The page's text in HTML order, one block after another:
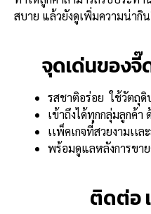
สบาย แล้วยังดูเพิ่มความน่ากิ
จุดเด่นของจี๊
รสชาติอร่อย ใช้วัตถุ
เข้าถึงได้ทุกกลุ่มลูกค้า
เเพ็คเกจที่สวยงามเเ
พร้อมดูแลหลังการขา
ติดต่อ